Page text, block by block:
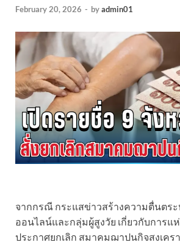
February 20, 2026 - byadmin01
จากกรณี กระแสข่าวสร้างความตื่นตร
ออนไลน์และกลุ่มผู้สูงวัย เกี่ยวกับการแ
ประกาศยกเลิก สมาคมฌาปนกิจสงเคร